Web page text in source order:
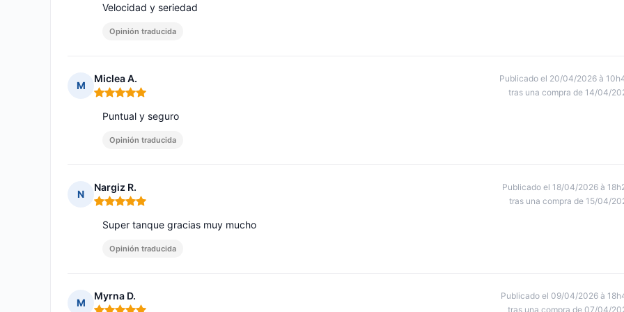
Velocidad y seriedad
Opinión traducida
M
Miclea A.
Nota: 5 de 5
Publicado el 20/04/2026 à
tras una compra de 14/04/
Puntual y seguro
Opinión traducida
N
Nargiz R.
Nota: 5 de 5
Publicado el 18/04/2026 à
tras una compra de 15/04/
Super tanque gracias muy mucho
Opinión traducida
M
Myrna D.
Publicado el 09/04/2026 à
tras una compra de 07/04/